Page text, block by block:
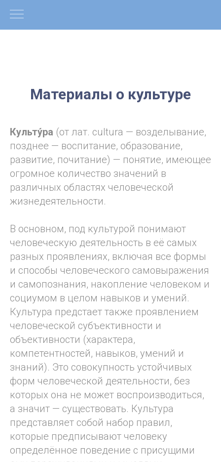
Материалы о культуре
Культу́ра (от лат. cultura — возделывание,
позднее — воспитание, образование,
развитие, почитание) — понятие, имеющее
огромное количество значений в
различных областях человеческой
жизнедеятельности.
В основном, под культурой понимают
человеческую деятельность в её самых
разных проявлениях, включая все формы
и способы человеческого самовыражения
и самопознания, накопление человеком и
социумом в целом навыков и умений.
Культура предстает также проявлением
человеческой субъективности и
объективности (характера,
компетентностей, навыков, умений и
знаний). Это совокупность устойчивых
форм человеческой деятельности, без
которых она не может воспроизводиться,
а значит — существовать. Культура
представляет собой набор правил,
которые предписывают человеку
определённое поведение с присущими